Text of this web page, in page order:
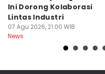
Ini Dorong Kolaborasi
Lintas Industri
07 Agu 2026, 21:00 WIB
News